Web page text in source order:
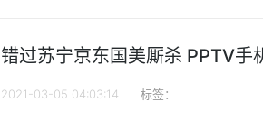
错过苏宁京东国美厮杀 PPTV手
2021-03-05 04:03:14 标签：